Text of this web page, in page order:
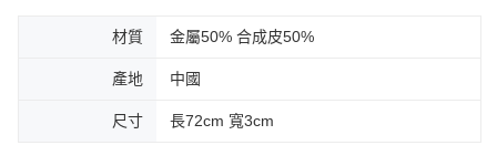
材質 金屬50% 合成皮50%
產地 中國
尺寸 長72cm 寬3cm